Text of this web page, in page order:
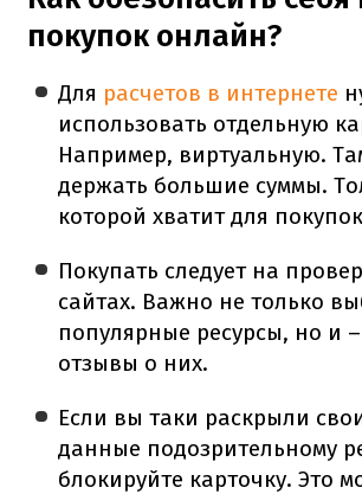
покупок онлайн?
Для расчетов в интернете
использовать отдельную
Например, виртуальную.
держать большие суммы.
которой хватит для
Покупать следует на
сайтах. Важно не только
популярные ресурсы, но и
отзывы о них.
Если вы таки раскрыли
данные подозрительному
блокируйте карточку. Это